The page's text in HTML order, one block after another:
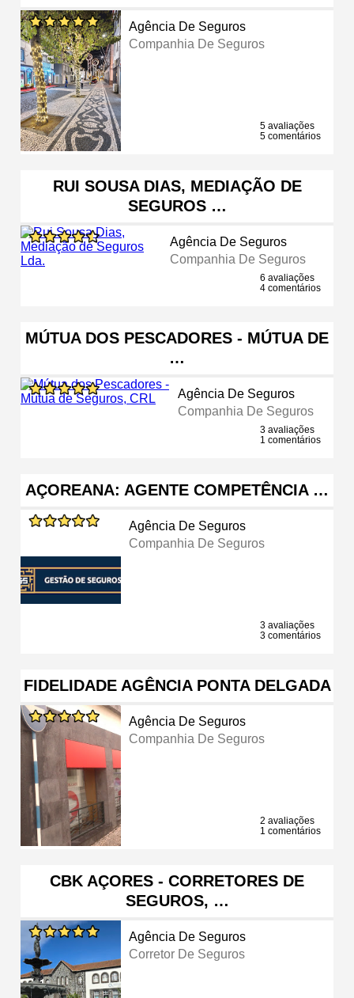
Agência De Seguros
Companhia De Seguros
5 avaliações
5 comentários
RUI SOUSA DIAS, MEDIAÇÃO DE
SEGUROS …
Agência De Seguros
Companhia De Seguros
6 avaliações
4 comentários
MÚTUA DOS PESCADORES - MÚTUA DE
…
Agência De Seguros
Companhia De Seguros
3 avaliações
1 comentários
AÇOREANA: AGENTE COMPETÊNCIA …
Agência De Seguros
Companhia De Seguros
3 avaliações
3 comentários
FIDELIDADE AGÊNCIA PONTA DELGADA
Agência De Seguros
Companhia De Seguros
2 avaliações
1 comentários
CBK AÇORES - CORRETORES DE
SEGUROS, …
Agência De Seguros
Corretor De Seguros